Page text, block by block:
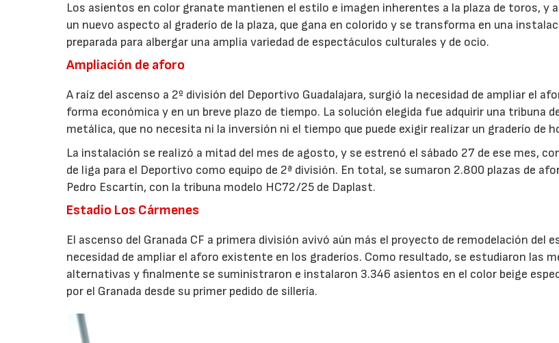
Los asientos en color granate mantienen el estilo e imagen inherentes a la plaza de toros, y
un nuevo aspecto al graderío de la plaza, que gana en colorido y se transforma en una
preparada para albergar una amplia variedad de espectáculos culturales y de ocio.
Ampliación de aforo
A raíz del ascenso a 2º división del Deportivo Guadalajara, surgió la necesidad de ampliar el
forma económica y en un breve plazo de tiempo. La solución elegida fue adquirir una tribuna
metálica, que no necesita ni la inversión ni el tiempo que puede exigir realizar un graderío de
La instalación se realizó a mitad del mes de agosto, y se estrenó el sábado 27 de ese mes,
de liga para el Deportivo como equipo de 2ª división. En total, se sumaron 2.800 plazas de
Pedro Escartín, con la tribuna modelo HC72/25 de Daplast.
Estadio Los Cármenes
El ascenso del Granada CF a primera división avivó aún más el proyecto de remodelación del
necesidad de ampliar el aforo existente en los graderíos. Como resultado, se estudiaron las
alternativas y finalmente se suministraron e instalaron 3.346 asientos en el color beige
por el Granada desde su primer pedido de sillería.
04/06/2026